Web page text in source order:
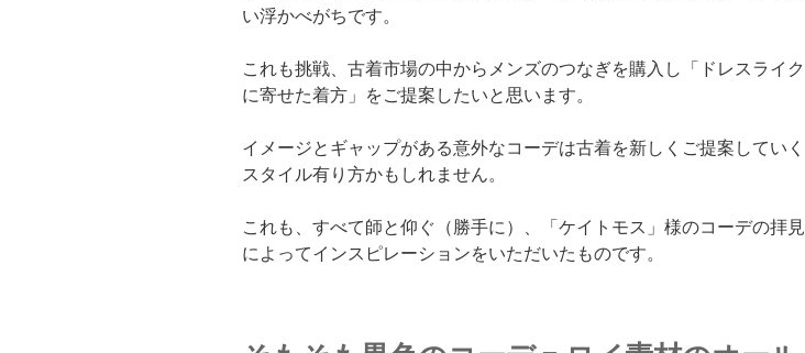
い浮かべがちです。
これも挑戦、古着市場の中からメンズのつなぎを購入し「ドレスライク
に寄せた着方」をご提案したいと思います。
イメージとギャップがある意外なコーデは古着を新しくご提案していく
スタイル有り方かもしれません。
これも、すべて師と仰ぐ（勝手に）、「ケイトモス」様のコーデの拝見
によってインスピレーションをいただいたものです。